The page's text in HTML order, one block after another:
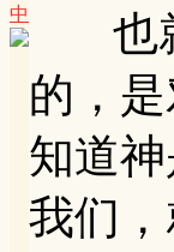
中
也就
的，
知道
我们